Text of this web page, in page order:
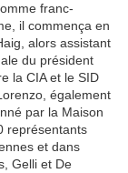
franc-
il commença en
alors assistant
du président
la CIA et le SID
également
par la Maison
représentants
et dans
Gelli et De